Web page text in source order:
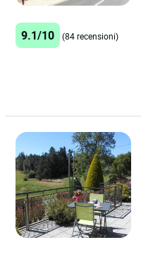
9.1/10 (84 recensioni)